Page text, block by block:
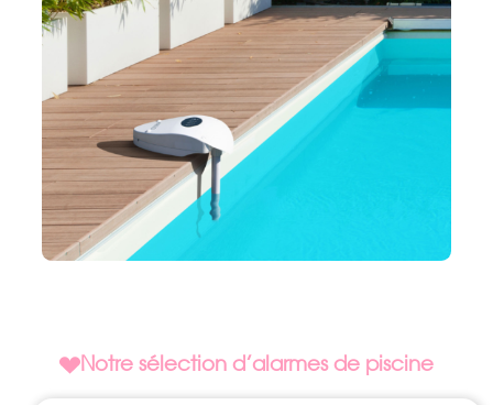
Notre sélection d’alarmes de piscine